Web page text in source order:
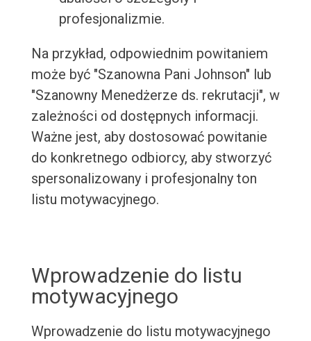
profesjonalizmie.
Na przykład, odpowiednim powitaniem
może być "Szanowna Pani Johnson" lub
"Szanowny Menedżerze ds. rekrutacji", w
zależności od dostępnych informacji.
Ważne jest, aby dostosować powitanie
do konkretnego odbiorcy, aby stworzyć
spersonalizowany i profesjonalny ton
listu motywacyjnego.
Wprowadzenie do listu
motywacyjnego
Wprowadzenie do listu motywacyjnego